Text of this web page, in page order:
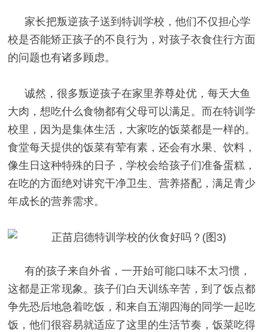
家长把叛逆孩子送到特训学校，他们不仅担心学
校是否能矫正孩子的不良行为，对孩子衣食住行方面
的问题也有诸多顾虑。
诚然，很多叛逆孩子在家里养尊处优，每天大鱼
大肉，想吃什么食物都有父母可以满足。而在特训学
校里，因为是集体生活，大家吃的饭菜都是一样的。
食堂每天提供的饭菜有荤有素，还会有水果、饮料，
像生日这种特殊的日子，学校会给孩子们准备蛋糕，
在吃的方面绝对讲究干净卫生、营养搭配，满足青少
年成长的营养需求。
有的孩子来自外省，一开始可能口味不太习惯，
这都是正常现象。孩子们白天训练辛苦，到了饭点都
争先恐后地急着吃饭，和来自五湖四海的同学一起吃
饭，他们很容易就适应了这里的生活节奏，饭菜吃得